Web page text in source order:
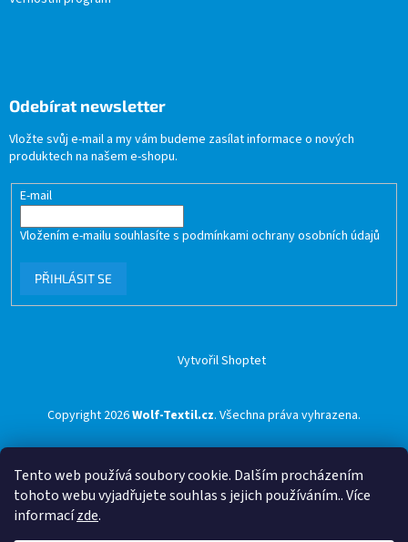
Tento web používá soubory cookie. Dalším procházením
tohoto webu vyjadřujete souhlas s jejich používáním.. Více
informacízde.
Odebírat newsletter
Vložte svůj e-mail a my vám budeme zasílat informace o nových
produktech na našem e-shopu.
E-mail
Vložením e-mailu souhlasíte s podmínkami ochrany osobních údajů
PŘIHLÁSIT SE
Vytvořil Shoptet
Copyright 2026Wolf-Textil.cz. Všechna práva vyhrazena.